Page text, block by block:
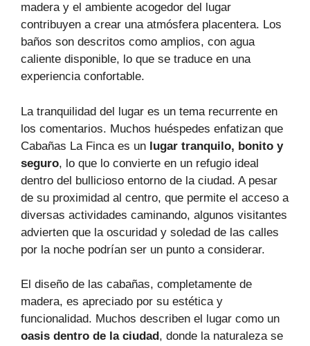
madera y el ambiente acogedor del lugar
contribuyen a crear una atmósfera placentera. Los
baños son descritos como amplios, con agua
caliente disponible, lo que se traduce en una
experiencia confortable.
La tranquilidad del lugar es un tema recurrente en
los comentarios. Muchos huéspedes enfatizan que
Cabañas La Finca es un lugar tranquilo, bonito y
seguro, lo que lo convierte en un refugio ideal
dentro del bullicioso entorno de la ciudad. A pesar
de su proximidad al centro, que permite el acceso a
diversas actividades caminando, algunos visitantes
advierten que la oscuridad y soledad de las calles
por la noche podrían ser un punto a considerar.
El diseño de las cabañas, completamente de
madera, es apreciado por su estética y
funcionalidad. Muchos describen el lugar como un
oasis dentro de la ciudad, donde la naturaleza se